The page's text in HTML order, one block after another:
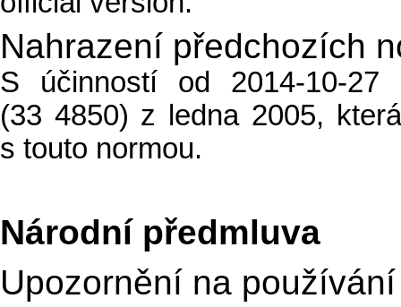
Nahrazení předchozích
S účinností od 2014-10-
(33 4850) z ledna 2005,
s touto normou.
Národní předmluva
Upozornění na